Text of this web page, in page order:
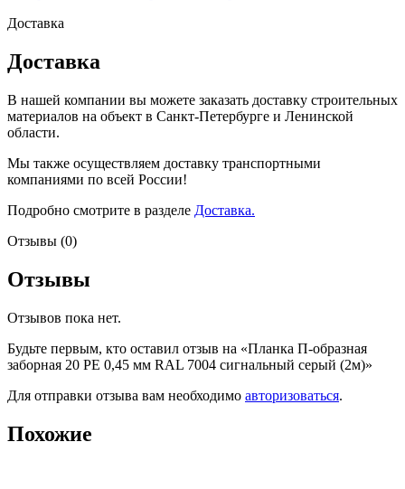
Доставка
Доставка
В нашей компании вы можете заказать доставку строительных
материалов на объект в Санкт-Петербурге и Ленинской
области.
Мы также осуществляем доставку транспортными
компаниями по всей России!
Подробно смотрите в разделе Доставка.
Отзывы (0)
Отзывы
Отзывов пока нет.
Будьте первым, кто оставил отзыв на «Планка П-образная
заборная 20 PE 0,45 мм RAL 7004 сигнальный серый (2м)»
Для отправки отзыва вам необходимо авторизоваться.
Похожие